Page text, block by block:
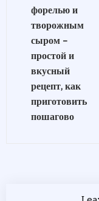
форелью и
творожным
сыром –
простой и
вкусный
рецепт, как
приготовить
пошагово